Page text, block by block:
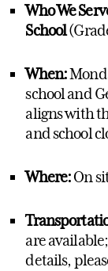
Who We
School
When:
school and
aligns with
and school
Where:On
are
details,